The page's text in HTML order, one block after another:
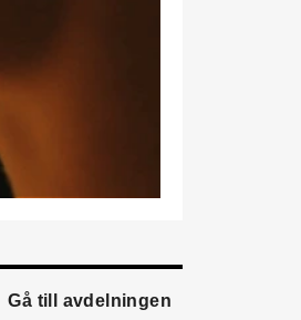
i
kommer
där
Öst.
tidigare
Gå till avdelningen